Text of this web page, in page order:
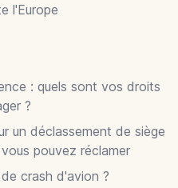
l'Europe
: quels sont vos droits
?
un déclassement de siège
pouvez réclamer
crash d'avion ?